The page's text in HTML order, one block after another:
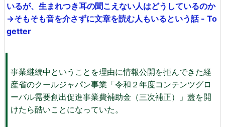
いるが、生まれつき耳の聞こえない人はどうしているのか
→そもそも音を介さずに文章を読む人もいるという話 - To
getter
事業継続中ということを理由に情報公開を拒んできた経
産省のクールジャパン事業「令和２年度コンテンツグロ
ーバル需要創出促進事業費補助金（三次補正）」蓋を開
けたら酷いことになっていた。